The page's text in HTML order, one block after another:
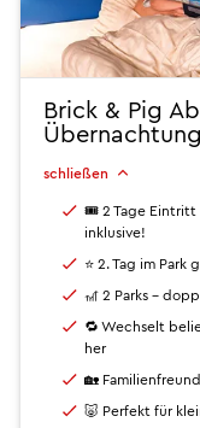
Brick & Pig
Übernachtung
schließen
🎟 2 Tage Eintritt
inklusive!
⭐ 2. Tag im
🎢 2 Parks -
🔁 Wechselt
her
🏡
🐷 Perfekt für